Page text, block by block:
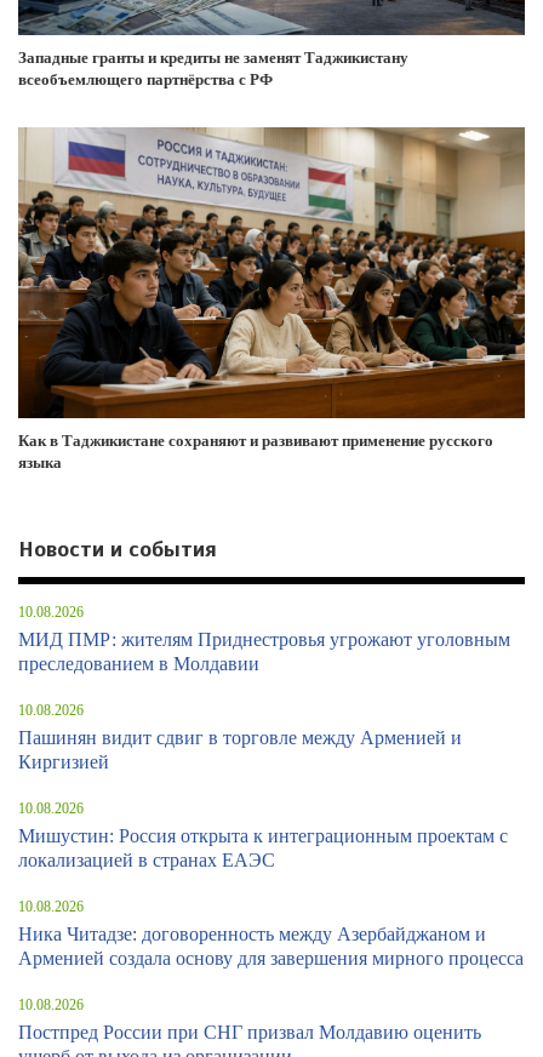
Западные гранты и кредиты не заменят Таджикистану
всеобъемлющего партнёрства с РФ
Как в Таджикистане сохраняют и развивают применение русского
языка
Новости и события
10.08.2026
МИД ПМР: жителям Приднестровья угрожают уголовным
преследованием в Молдавии
10.08.2026
Пашинян видит сдвиг в торговле между Арменией и
Киргизией
10.08.2026
Мишустин: Россия открыта к интеграционным проектам с
локализацией в странах ЕАЭС
10.08.2026
Ника Читадзе: договоренность между Азербайджаном и
Арменией создала основу для завершения мирного процесса
10.08.2026
Постпред России при СНГ призвал Молдавию оценить